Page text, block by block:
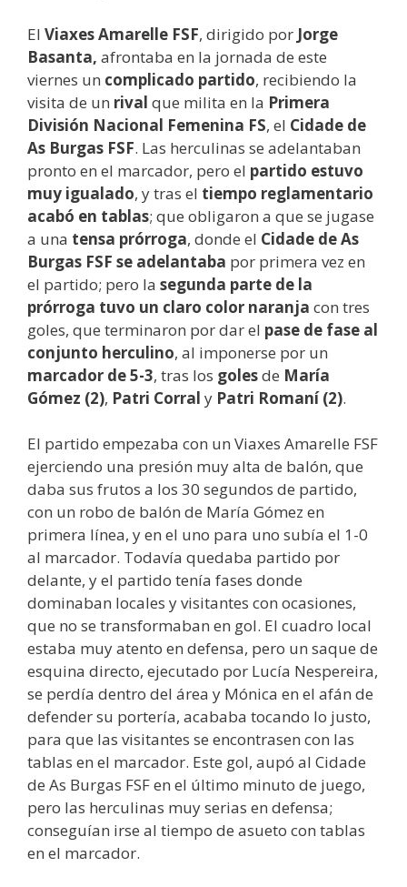
El Viaxes Amarelle FSF, dirigido por Jorge
Basanta, afrontaba en la jornada de este
viernes un complicado partido, recibiendo la
visita de un rival que milita en la Primera
División Nacional Femenina FS, el Cidade de
As Burgas FSF. Las herculinas se adelantaban
pronto en el marcador, pero el partido estuvo
muy igualado, y tras el tiempo reglamentario
acabó en tablas; que obligaron a que se jugase
a una tensa prórroga, donde el Cidade de As
Burgas FSF se adelantaba por primera vez en
el partido; pero la segunda parte de la
prórroga tuvo un claro color naranja con tres
goles, que terminaron por dar el pase de fase al
conjunto herculino, al imponerse por un
marcador de 5-3, tras los golesde María
Gómez (2), Patri Corral y Patri Romaní (2).
El partido empezaba con un Viaxes Amarelle FSF
ejerciendo una presión muy alta de balón, que
daba sus frutos a los 30 segundos de partido,
con un robo de balón de María Gómez en
primera línea, y en el uno para uno subía el 1-0
al marcador. Todavía quedaba partido por
delante, y el partido tenía fases donde
dominaban locales y visitantes con ocasiones,
que no se transformaban en gol. El cuadro local
estaba muy atento en defensa, pero un saque de
esquina directo, ejecutado por Lucía Nespereira,
se perdía dentro del área y Mónica en el afán de
defender su portería, acababa tocando lo justo,
para que las visitantes se encontrasen con las
tablas en el marcador. Este gol, aupó al Cidade
de As Burgas FSF en el último minuto de juego,
pero las herculinas muy serias en defensa;
conseguían irse al tiempo de asueto con tablas
en el marcador.